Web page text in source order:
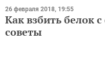
26 февраля 2018, 19:55
Как взбить белок
советы